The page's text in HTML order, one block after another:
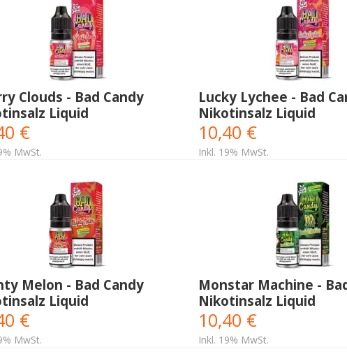
Clouds - Bad Candy
Liquid
€
MwSt.
Lucky Lychee - Bad
Nikotinsalz Liquid
10,40 €
Inkl. 19% MwSt.
Melon - Bad Candy
Liquid
€
MwSt.
Monstar Machine -
Nikotinsalz Liquid
10,40 €
Inkl. 19% MwSt.